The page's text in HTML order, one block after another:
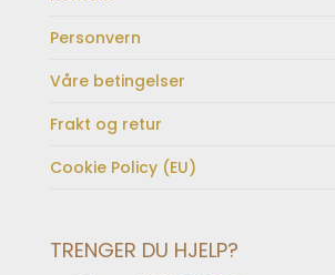
Personvern
Våre betingelser
Frakt og retur
Cookie Policy (EU)
TRENGER DU HJELP?